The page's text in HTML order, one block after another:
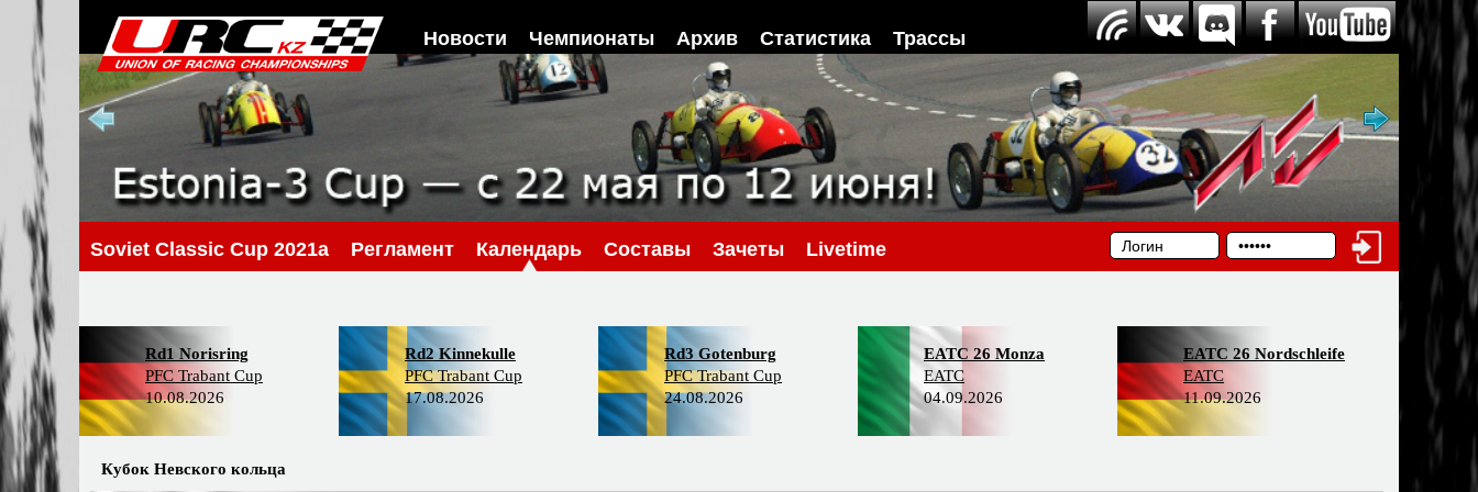
Новости Чемпионаты Архив Статистика Трассы
Soviet Classic Cup 2021a Регламент Календарь Составы Зачеты Livetime
Rd1 Norisring
PFC Trabant Cup
10.08.2026
Rd2 Kinnekulle
PFC Trabant Cup
17.08.2026
Rd3 Gotenburg
PFC Trabant Cup
24.08.2026
EATC 26 Monza
EATC
04.09.2026
EATC 26 Nordschleife
EATC
11.09.2026
Кубок Невского кольца